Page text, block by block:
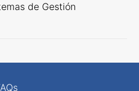
de Gestión